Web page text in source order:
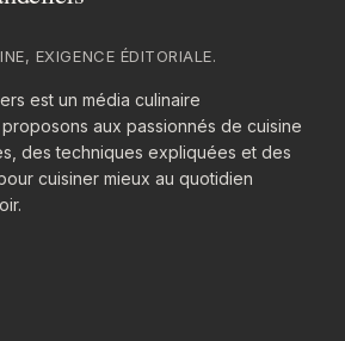
EXIGENCE ÉDITORIALE.
est un média culinaire
aux passionnés de cuisine
des techniques expliquées et des
cuisiner mieux au quotidien